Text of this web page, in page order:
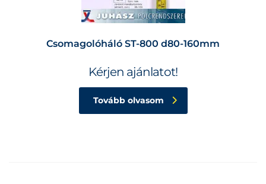
Csomagolóháló ST-800 d80-160mm
Kérjen ajánlatot!
Tovább olvasom